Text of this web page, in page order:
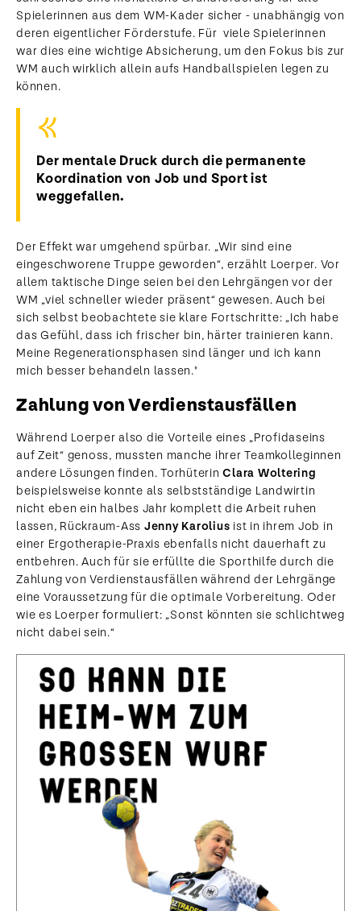
Spielerinnen aus dem WM-Kader sicher - unabhängig von
deren eigentlicher Förderstufe. Für viele Spielerinnen
war dies eine wichtige Absicherung, um den Fokus bis zur
WM auch wirklich allein aufs Handballspielen legen zu
können.
Der mentale Druck durch die permanente
Koordination von Job und Sport ist
weggefallen.
Der Effekt war umgehend spürbar. „Wir sind eine
eingeschworene Truppe geworden“, erzählt Loerper. Vor
allem taktische Dinge seien bei den Lehrgängen vor der
WM „viel schneller wieder präsent“ gewesen. Auch bei
sich selbst beobachtete sie klare Fortschritte: „Ich habe
das Gefühl, dass ich frischer bin, härter trainieren kann.
Meine Regenerationsphasen sind länger und ich kann
mich besser behandeln lassen."
Zahlung von Verdienstausfällen
Während Loerper also die Vorteile eines „Profidaseins
auf Zeit“ genoss, mussten manche ihrer Teamkolleginnen
andere Lösungen finden. TorhüterinClara Woltering
beispielsweise konnte als selbstständige Landwirtin
nicht eben ein halbes Jahr komplett die Arbeit ruhen
lassen, Rückraum-Ass Jenny Karolius ist in ihrem Job in
einer Ergotherapie-Praxis ebenfalls nicht dauerhaft zu
entbehren. Auch für sie erfüllte die Sporthilfe durch die
Zahlung von Verdienstausfällen während der Lehrgänge
eine Voraussetzung für die optimale Vorbereitung. Oder
wie es Loerper formuliert: „Sonst könnten sie schlichtweg
nicht dabei sein.“